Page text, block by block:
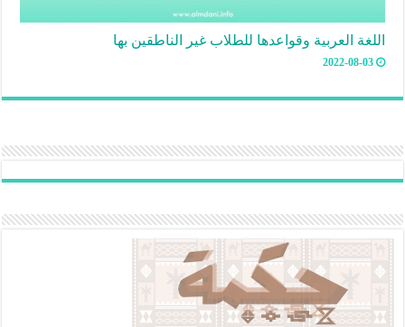
اللغة العربية وقواعدها للطلاب غير الناطقين بها
2022-08-03